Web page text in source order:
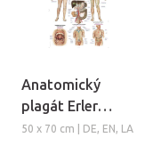
Anatomický
plagát Erler
Zimmer -
50 x 70 cm | DE, EN, LA